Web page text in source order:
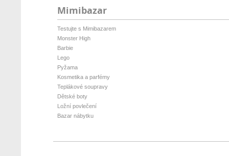
Mimibazar
Testujte s Mimibazarem
Monster High
Barbie
Lego
Pyžama
Kosmetika a parfémy
Teplákové soupravy
Dětské boty
Ložní povlečení
Bazar nábytku